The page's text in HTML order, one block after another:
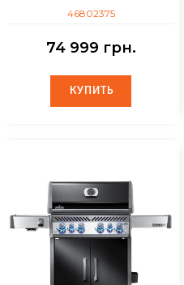
46802375
74 999 грн.
КУПИТЬ
КУПИТЬ